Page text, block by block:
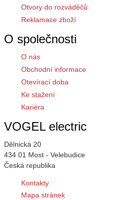
Otvory do rozváděčů
Reklamace zboží
O společnosti
O nás
Obchodní informace
Otevírací doba
Ke stažení
Kariéra
VOGEL electric
Dělnická 20
434 01 Most - Velebudice
Česká republika
Kontakty
Mapa stránek